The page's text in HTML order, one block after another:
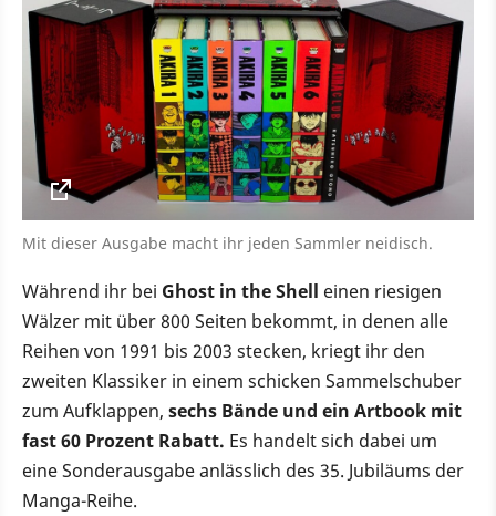
Mit dieser Ausgabe macht ihr jeden Sammler neidisch.
Während ihr bei Ghost in the Shell einen riesigen
Wälzer mit über 800 Seiten bekommt, in denen alle
Reihen von 1991 bis 2003 stecken, kriegt ihr den
zweiten Klassiker in einem schicken Sammelschuber
zum Aufklappen, sechs Bände und ein Artbook mit
fast 60 Prozent Rabatt. Es handelt sich dabei um
eine Sonderausgabe anlässlich des 35. Jubiläums der
Manga-Reihe.